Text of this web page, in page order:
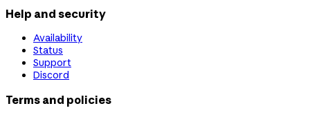
Help and security
Availability
Status
Support
Discord
Terms and policies